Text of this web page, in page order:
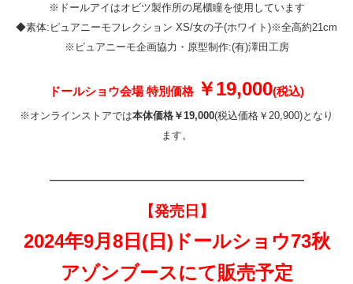
※ドールアイはオビツ製作所の尾櫃瞳を使用しています
◆素体:ピュアニーモフレクション XS/女の子(ホワイト)※全高約21cm
※ピュアニーモ企画協力・原型制作:(有)澤田工房
ドールショウ会場 特別価格 ￥19,000(税込)
※オンラインストアでは本体価格￥19,000(税込価格￥20,900)となり
ます。
—————————————————
【発売日】
2024年9月8日(日)ドールショウ73秋
アゾンブースにて販売予定